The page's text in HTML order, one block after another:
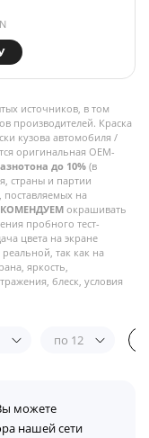
источников, в том
производителей. Краска
кузова автомобиля /
оригинальная OEM-
до 10% (в
страны и партии
поставляемых на
окрашивать
пробного тест-
цвета на экране
так как на
яркость,
блеск, условия
по 12
можете
нашей сети